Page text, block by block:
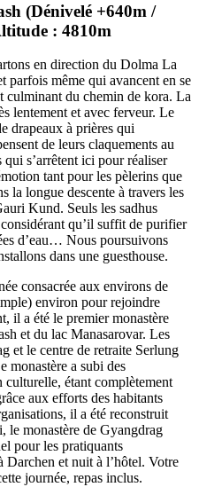
(Dénivelé +640m /
: 4810m
en direction du Dolma La
parfois même qui avancent en se
culminant du chemin de kora. La
lentement et avec ferveur. Le
drapeaux à prières qui
de leurs claquements au
s’arrêtent ici pour réaliser
tant pour les pèlerins que
la longue descente à travers les
Kund. Seuls les sadhus
qu’il suffit de purifier
d’eau… Nous poursuivons
dans une guesthouse.
consacrée aux environs de
environ pour rejoindre
il a été le premier monastère
et du lac Manasarovar. Les
et le centre de retraite Serlung
monastère a subi des
étant complètement
aux efforts des habitants
il a été reconstruit
le monastère de Gyangdrag
pour les pratiquants
Darchen et nuit à l’hôtel. Votre
journée, repas inclus.